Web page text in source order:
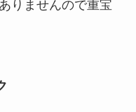
りませんので重宝